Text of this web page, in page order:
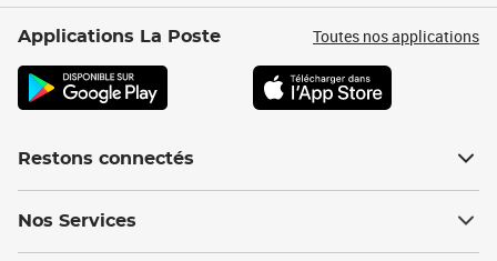
Applications La Poste Toutes nos applications
Restons connectés
Nos Services